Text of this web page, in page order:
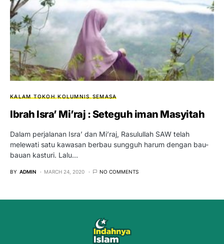
KALAM TOKOH KOLUMNIS SEMASA
Ibrah Isra’ Mi’raj : Seteguh iman Masyitah
Dalam perjalanan Isra’ dan Mi’raj, Rasulullah SAW telah
melewati satu kawasan berbau sungguh harum dengan bau-
bauan kasturi. Lalu…
BY ADMIN MARCH 24, 2020 NO COMMENTS